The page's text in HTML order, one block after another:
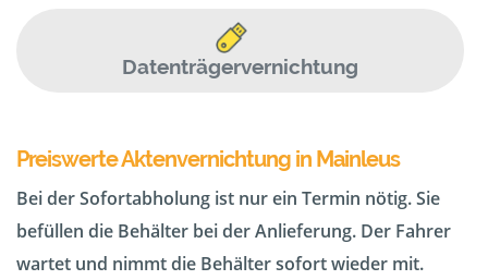
Datenträgervernichtung
Preiswerte Aktenvernichtung in Mainleus
Bei der Sofortabholung ist nur ein Termin nötig. Sie
befüllen die Behälter bei der Anlieferung. Der Fahrer
wartet und nimmt die Behälter sofort wieder mit.